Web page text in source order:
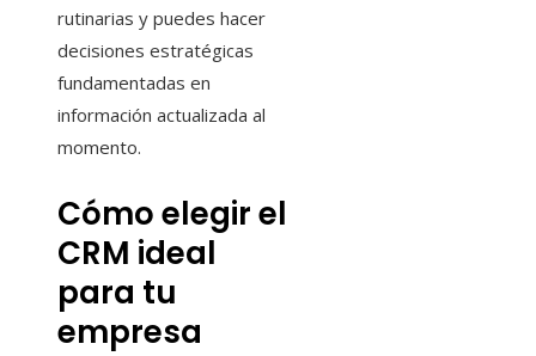
rutinarias y puedes hacer
decisiones estratégicas
fundamentadas en
información actualizada al
momento.
Cómo elegir el
CRM ideal
para tu
empresa